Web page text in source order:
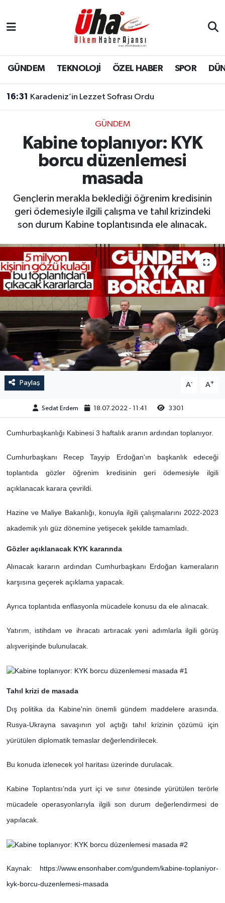
GÜNDEM TEKNOLOJİ ÖZEL HABER SPOR
16:31 Karadeniz’in Lezzet Sofrası Ordu
GÜNDEM
Kabine toplanıyor: KYK
borcu düzenlemesi
masada
Gençlerin merakla beklediği öğrenim kredisinin
geri ödemesiyle ilgili çalışma ve tahıl krizindeki
son durum Kabine toplantısında ele alınacak.
Paylaş A- A+
Sedat Erdem 18.07.2022 - 11:41 3301
Cumhurbaşkanlığı Kabinesi 3 haftalık aranın ardından toplanıyor.
Cumhurbaşkanı Recep Tayyip Erdoğan'ın başkanlık edeceği
toplantıda gözler öğrenim kredisinin geri ödemesiyle ilgili
açıklanacak karara çevrildi.
Hazine ve Maliye Bakanlığı, konuyla ilgili çalışmalarını 2022-2023
akademik yılı güz dönemine yetişecek şekilde tamamladı.
Gözler açıklanacak KYK kararında
Alınacak kararın ardından Cumhurbaşkanı Erdoğan kameraların
karşısına geçerek açıklama yapacak.
Ayrıca toplantıda enflasyonla mücadele konusu da ele alınacak.
Yatırım, istihdam ve ihracatı artıracak yeni adımlarla ilgili görüş
alışverişinde bulunulacak.
Tahıl krizi de masada
Dış politika da Kabine'nin önemli gündem maddelere arasında.
Rusya-Ukrayna savaşının yol açtığı tahıl krizinin çözümü için
yürütülen diplomatik temaslar değerlendirilecek.
Bu konuda izlenecek yol haritası üzerinde durulacak.
Kabine Toplantısı’nda yurt içi ve sınır ötesinde yürütülen terörle
mücadele operasyonlarıyla ilgili son durum değerlendirmesi de
yapılacak.
Kaynak: https://www.ensonhaber.com/gundem/kabine-toplaniyor-
kyk-borcu-duzenlemesi-masada
İstanbul Nöbetçi Eczaneler
İstanbul Hava Durumu
Süper Lig Puan Durumu ve Fikstür
Tüm Manşetler
Haber Arşivi